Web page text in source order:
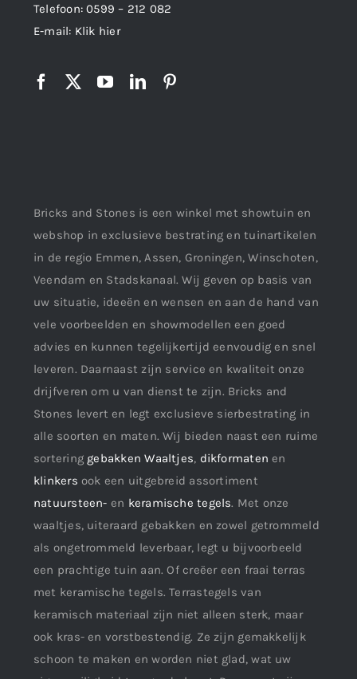
Telefoon:0599 – 212 082
E-mail: Klik hier
Bricks and Stones is een winkel met showtuin en
webshop in exclusieve bestrating en tuinartikelen
in de regio Emmen, Assen, Groningen, Winschoten,
Veendam en Stadskanaal. Wij geven op basis van
uw situatie, ideeën en wensen en aan de hand van
vele voorbeelden en showmodellen een goed
advies en kunnen tegelijkertijd eenvoudig en snel
leveren. Daarnaast zijn service en kwaliteit onze
drijfveren om u van dienst te zijn. Bricks and
Stones levert en legt exclusieve sierbestrating in
alle soorten en maten. Wij bieden naast een ruime
sortering gebakken Waaltjes, dikformaten en
klinkers ook een uitgebreid assortiment
natuursteen- en keramische tegels. Met onze
waaltjes, uiteraard gebakken en zowel getrommeld
als ongetrommeld leverbaar, legt u bijvoorbeeld
een prachtige tuin aan. Of creëer een fraai terras
met keramische tegels. Terrastegels van
keramisch materiaal zijn niet alleen sterk, maar
ook kras- en vorstbestendig. Ze zijn gemakkelijk
schoon te maken en worden niet glad, wat uw